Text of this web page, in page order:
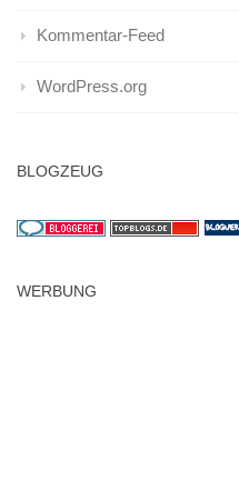
Kommentar-Feed
WordPress.org
BLOGZEUG
WERBUNG